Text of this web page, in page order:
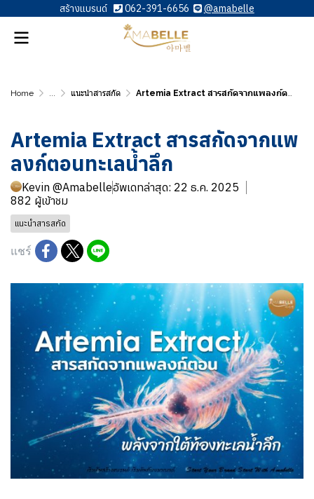
สร้างแบรนด์ 062-391-6656 @amabelle
Home ... แนะนำสารสกัด Artemia Extract สารสกัดจากแพลงก์ตอนทะเลน้ำลึก
Artemia Extract สารสกัดจากแพ
ลงก์ตอนทะเลน้ำลึก
Kevin @Amabelleอัพเดทล่าสุด: 22 ธ.ค. 2025
882 ผู้เข้าชม
แนะนำสารสกัด
แชร์